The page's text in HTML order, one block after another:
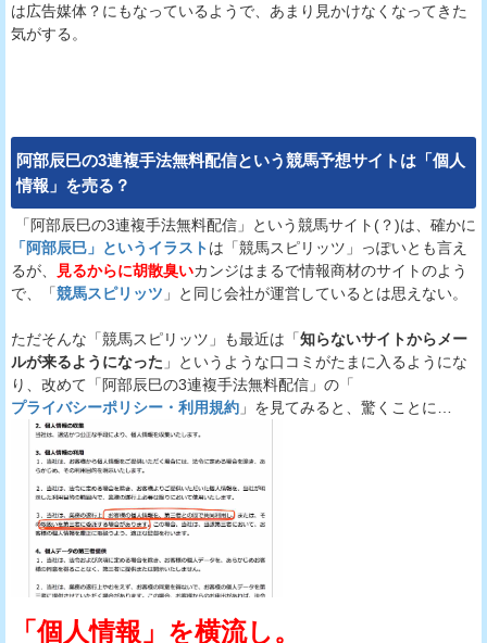
は広告媒体？にもなっているようで、あまり見かけなくなってきた
気がする。
阿部辰巳の3連複手法無料配信という競馬予想サイト は「個人
情報」を売る？
「阿部辰巳の3連複手法無料配信」という競馬サイト(？)は、確かに
「阿部辰巳」というイラストは「競馬スピリッツ」っぽいとも言え
るが、
見るからに胡散臭いカンジはまるで情報商材のサイトのよう
で、「競馬スピリッツ 」と同じ会社が運営しているとは思えない。
ただそんな「競馬スピリッツ」も最近は「知らないサイトからメー
ルが来るようになった 」というような口コミがたまに入るようにな
り、改めて「阿部辰巳の3連複手法無料配信」の「
プライバシーポリシー・利用規約 」を見てみると、驚くことに…
「個人情報」を横流し。